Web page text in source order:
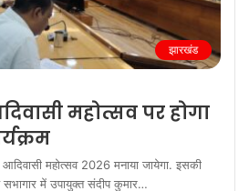
महोत्सव पर होगा
महोत्सव 2026 मनाया जायेगा. इसकी
में उपायुक्त संदीप कुमार…